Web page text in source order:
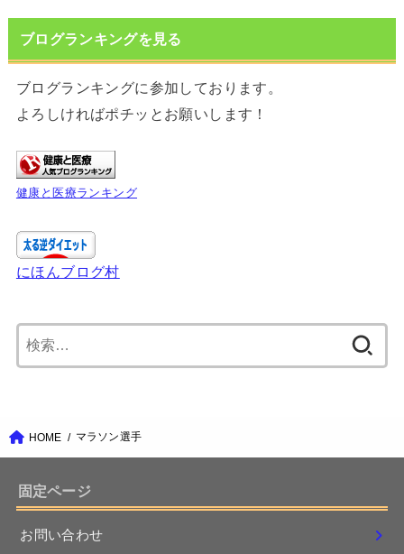
ブログランキングを見る
ブログランキングに参加しております。
よろしければポチッとお願いします！
健康と医療ランキング
にほんブログ村
索:
HOME マラソン選手
固定ページ
お問い合わせ